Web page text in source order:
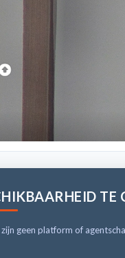
TE
geen platform of